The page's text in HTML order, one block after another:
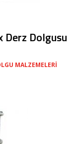
Derz Dolgusu
MALZEMELERI